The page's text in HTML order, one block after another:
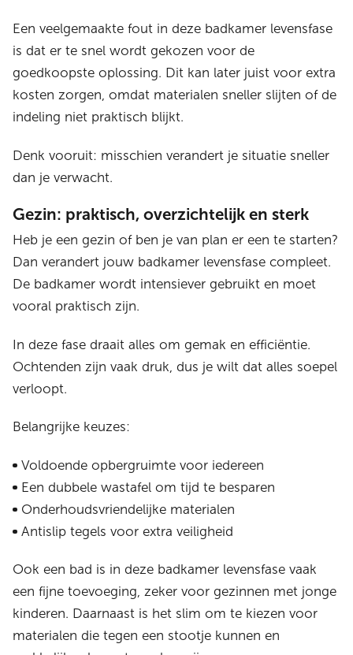
Een veelgemaakte fout in deze badkamer levensfase
is dat er te snel wordt gekozen voor de
goedkoopste oplossing. Dit kan later juist voor extra
kosten zorgen, omdat materialen sneller slijten of de
indeling niet praktisch blijkt.
Denk vooruit: misschien verandert je situatie sneller
dan je verwacht.
Gezin: praktisch, overzichtelijk en sterk
Heb je een gezin of ben je van plan er een te starten?
Dan verandert jouw badkamer levensfase compleet.
De badkamer wordt intensiever gebruikt en moet
vooral praktisch zijn.
In deze fase draait alles om gemak en efficiëntie.
Ochtenden zijn vaak druk, dus je wilt dat alles soepel
verloopt.
Belangrijke keuzes:
Voldoende opbergruimte voor iedereen
Een dubbele wastafel om tijd te besparen
Onderhoudsvriendelijke materialen
Antislip tegels voor extra veiligheid
Ook een bad is in deze badkamer levensfase vaak
een fijne toevoeging, zeker voor gezinnen met jonge
kinderen. Daarnaast is het slim om te kiezen voor
materialen die tegen een stootje kunnen en